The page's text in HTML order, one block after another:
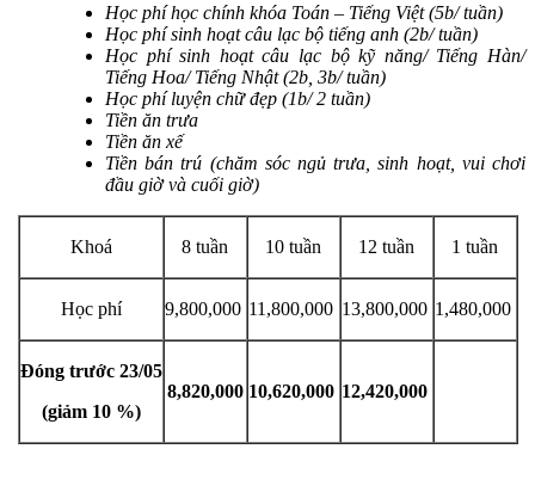
Học phí học chính khóa Toán – Tiếng Việt (5b/ tuần)
Học phí sinh hoạt câu lạc bộ tiếng anh (2b/ tuần)
Học phí sinh hoạt câu lạc bộ kỹ năng/ Tiếng Hàn/
Tiếng Hoa/ Tiếng Nhật (2b, 3b/ tuần)
Học phí luyện chữ đẹp (1b/ 2 tuần)
Tiền ăn trưa
Tiền ăn xế
Tiền bán trú (chăm sóc ngủ trưa, sinh hoạt, vui chơi
đầu giờ và cuối giờ)
Khoá 8 tuần 10 tuần 12 tuần 1 tuần
Học phí 9,800,000 11,800,000 13,800,000 1,480,000
Đóng trước 23/05
(giảm 10 %)
8,820,000 10,620,000 12,420,000